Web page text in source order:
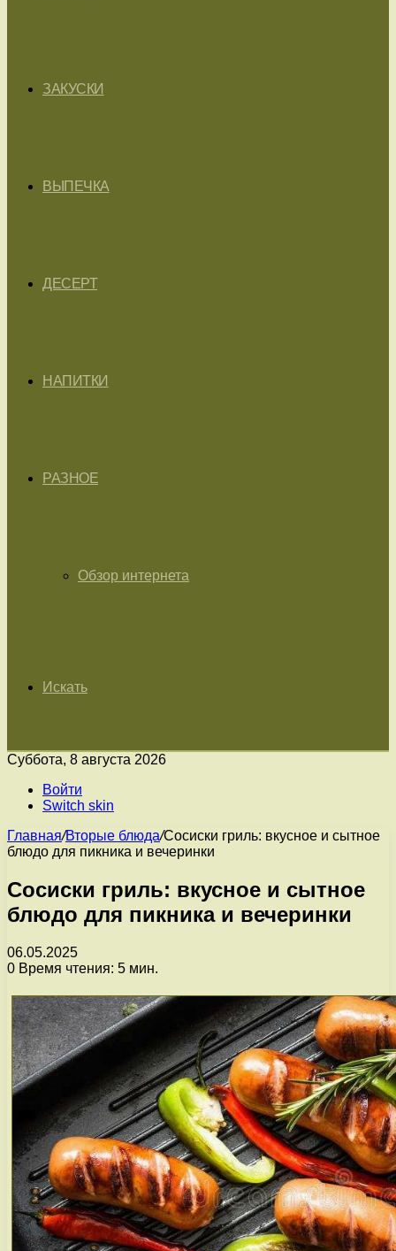
ЗАКУСКИ
ВЫПЕЧКА
ДЕСЕРТ
НАПИТКИ
РАЗНОЕ
Обзор интернета
Искать
Суббота, 8 августа 2026
Войти
Switch skin
Главная/Вторые блюда/Сосиски гриль: вкусное и сытное
блюдо для пикника и вечеринки
Сосиски гриль: вкусное и сытное
блюдо для пикника и вечеринки
06.05.2025
0 Время чтения: 5 мин.